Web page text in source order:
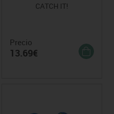
CATCH IT!
Precio
13.69€